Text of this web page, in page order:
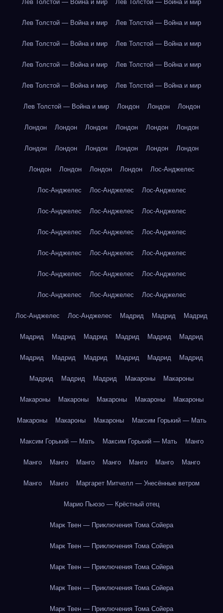
Лев Толстой — Война и мир Лев Толстой — Война и мир
Лев Толстой — Война и мир Лев Толстой — Война и мир
Лев Толстой — Война и мир Лев Толстой — Война и мир
Лев Толстой — Война и мир Лев Толстой — Война и мир
Лев Толстой — Война и мир Лев Толстой — Война и мир
Лев Толстой — Война и мир Лондон Лондон Лондон
Лондон Лондон Лондон Лондон Лондон Лондон
Лондон Лондон Лондон Лондон Лондон Лондон
Лондон Лондон Лондон Лондон Лос-Анджелес
Лос-Анджелес Лос-Анджелес Лос-Анджелес
Лос-Анджелес Лос-Анджелес Лос-Анджелес
Лос-Анджелес Лос-Анджелес Лос-Анджелес
Лос-Анджелес Лос-Анджелес Лос-Анджелес
Лос-Анджелес Лос-Анджелес Лос-Анджелес
Лос-Анджелес Лос-Анджелес Лос-Анджелес
Лос-Анджелес Лос-Анджелес Мадрид Мадрид Мадрид
Мадрид Мадрид Мадрид Мадрид Мадрид Мадрид
Мадрид Мадрид Мадрид Мадрид Мадрид Мадрид
Мадрид Мадрид Мадрид Макароны Макароны
Макароны Макароны Макароны Макароны Макароны
Макароны Макароны Макароны Максим Горький — Мать
Максим Горький — Мать Максим Горький — Мать Манго
Манго Манго Манго Манго Манго Манго Манго
Манго Манго Маргарет Митчелл — Унесённые ветром
Марио Пьюзо — Крёстный отец
Марк Твен — Приключения Тома Сойера
Марк Твен — Приключения Тома Сойера
Марк Твен — Приключения Тома Сойера
Марк Твен — Приключения Тома Сойера
Марк Твен — Приключения Тома Сойера